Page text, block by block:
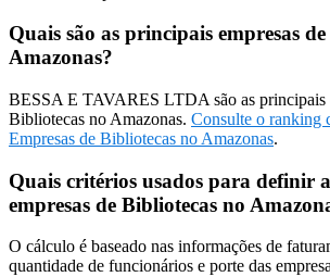
Quais são as principais empresas
Amazonas?
BESSA E TAVARES LTDA são as principais
Bibliotecas no Amazonas. Consulte o ranking
Empresas de Bibliotecas no Amazonas.
Quais critérios usados para definir
empresas de Bibliotecas no
O cálculo é baseado nas informações de
quantidade de funcionários e porte das